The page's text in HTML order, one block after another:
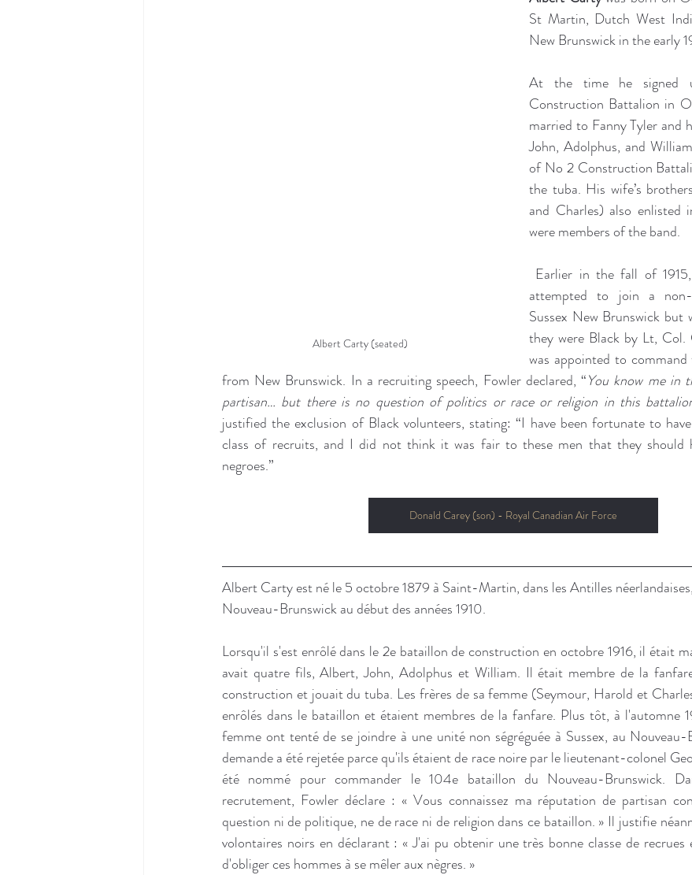
Albert Carty (seated)
St Martin, Dutch West
New Brunswick in the early
At the time he
Construction Battalion in
married to Fanny Tyler and
John, Adolphus, and
of No 2 Construction
the tuba. His wife’s
and Charles) also enlisted
were members of the band.
Earlier in the fall of
attempted to join a
Sussex New Brunswick but
they were Black by Lt, Col.
was appointed to
from New Brunswick. In a recruiting speech, Fowler declared, “You know me in
partisan… but there is no question of politics or race or religion in this
justified the exclusion of Black volunteers, stating: “I have been fortunate to
class of recruits, and I did not think it was fair to these men that they should
negroes.”
Donald Carey (son) - Royal Canadian Air Force
Albert Carty est né le 5 octobre 1879 à Saint-Martin, dans les Antilles
Nouveau-Brunswick au début des années 1910.
Lorsqu'il s'est enrôlé dans le 2e bataillon de construction en octobre 1916, il était
avait quatre fils, Albert, John, Adolphus et William. Il était membre de la
construction et jouait du tuba. Les frères de sa femme (Seymour, Harold et
enrôlés dans le bataillon et étaient membres de la fanfare. Plus tôt, à l'automne
femme ont tenté de se joindre à une unité non ségréguée à Sussex, au
demande a été rejetée parce qu'ils étaient de race noire par le lieutenant-colonel
été nommé pour commander le 104e bataillon du Nouveau-Brunswick.
recrutement, Fowler déclare : « Vous connaissez ma réputation de partisan
question ni de politique, ne de race ni de religion dans ce bataillon. » Il justifie
volontaires noirs en déclarant : « J'ai pu obtenir une très bonne classe de
d'obliger ces hommes à se mêler aux nègres. »